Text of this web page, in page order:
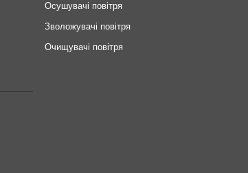
Осушувачі повітря
Зволожувачі повітря
Очищувачі повітря